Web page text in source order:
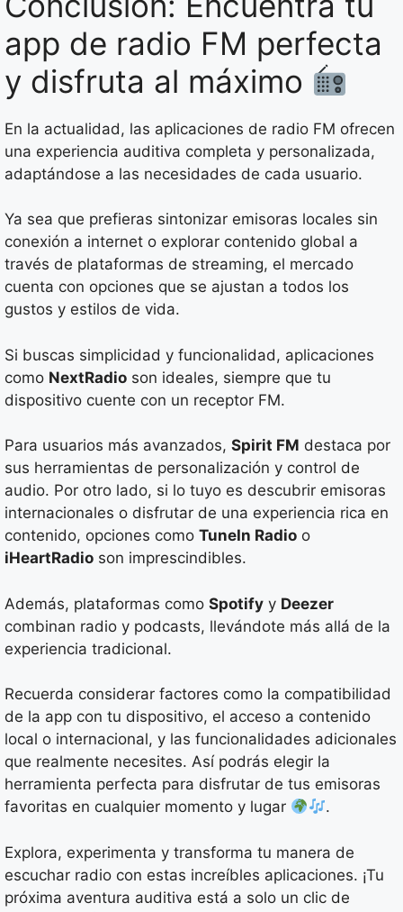
app de radio FM perfecta
y disfruta al máximo
En la actualidad, las aplicaciones de radio FM ofrecen
una experiencia auditiva completa y personalizada,
adaptándose a las necesidades de cada usuario.
Ya sea que prefieras sintonizar emisoras locales sin
conexión a internet o explorar contenido global a
través de plataformas de streaming, el mercado
cuenta con opciones que se ajustan a todos los
gustos y estilos de vida.
Si buscas simplicidad y funcionalidad, aplicaciones
como NextRadio son ideales, siempre que tu
dispositivo cuente con un receptor FM.
Para usuarios más avanzados, Spirit FM destaca por
sus herramientas de personalización y control de
audio. Por otro lado, si lo tuyo es descubrir emisoras
internacionales o disfrutar de una experiencia rica en
contenido, opciones como TuneIn Radio o
iHeartRadio son imprescindibles.
Además, plataformas como Spotify y Deezer
combinan radio y podcasts, llevándote más allá de la
experiencia tradicional.
Recuerda considerar factores como la compatibilidad
de la app con tu dispositivo, el acceso a contenido
local o internacional, y las funcionalidades adicionales
que realmente necesites. Así podrás elegir la
herramienta perfecta para disfrutar de tus emisoras
favoritas en cualquier momento y lugar
.
Explora, experimenta y transforma tu manera de
escuchar radio con estas increíbles aplicaciones. ¡Tu
próxima aventura auditiva está a solo un clic de